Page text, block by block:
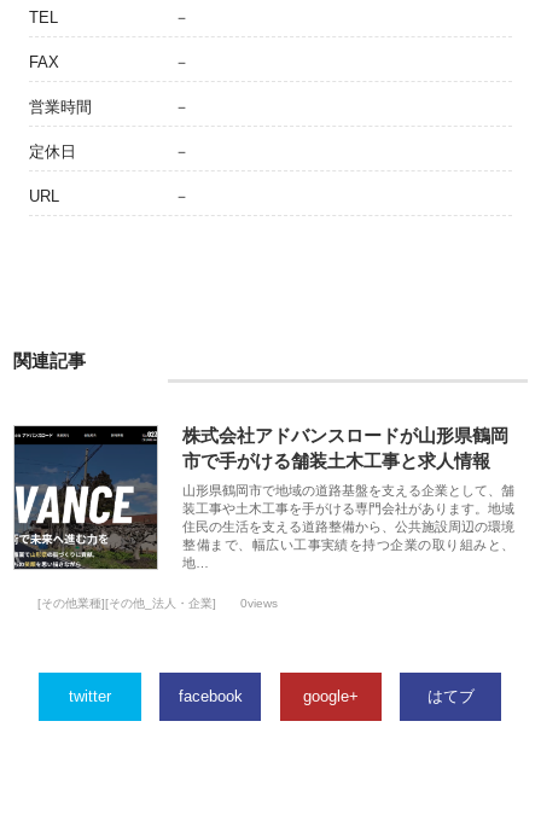
TEL －
FAX －
営業時間 －
定休日 －
URL －
関連記事
株式会社アドバンスロードが山形県鶴岡
市で手がける舗装土木工事と求人情報
山形県鶴岡市で地域の道路基盤を支える企業として、舗
装工事や土木工事を手がける専門会社があります。地域
住民の生活を支える道路整備から、公共施設周辺の環境
整備まで、幅広い工事実績を持つ企業の取り組みと、
地…
[その他業種][その他_法人・企業] 0views
twitter facebook google+ はてブ